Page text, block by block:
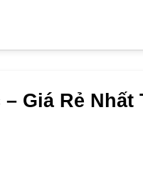
Giá Rẻ Nhất